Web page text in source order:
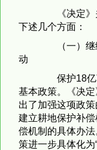
《决定》关
下述几个方面：
（一）继续
动
保护18亿
基本政策。《决
出了加强这项政
建立耕地保护补
偿机制的具体办法
策进一步具体化